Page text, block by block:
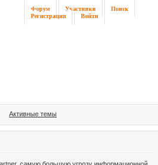
Форум Участники
Поиск
Регистрация
Войти
Активные темы
самую большую угрозу информационной